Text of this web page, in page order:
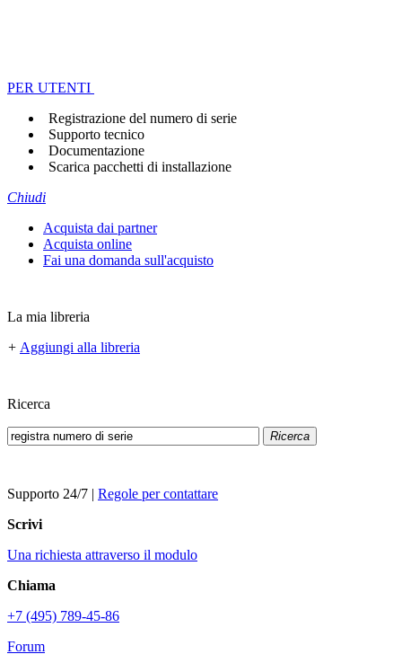
PER UTENTI
Registrazione del numero di serie
Supporto tecnico
Documentazione
Scarica pacchetti di installazione
Chiudi
Acquista dai partner
Acquista online
Fai una domanda sull'acquisto
La mia libreria
+ Aggiungi alla libreria
Ricerca
Ricerca
Supporto 24/7 | Regole per contattare
Scrivi
Una richiesta attraverso il modulo
Chiama
+7 (495) 789-45-86
Forum